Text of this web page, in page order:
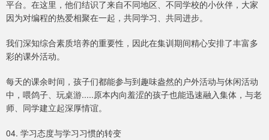
平台。在这里，他们结识了来自不同地区、不同学校的小伙伴，大家
因为对编程的热爱相聚在一起，共同学习、共同进步。
我们深知综合素质培养的重要性，因此在集训期间精心安排了丰富多
彩的课外活动。
每天的课余时间，孩子们都能参与到趣味盎然的户外活动与休闲活动
中，喂鸽子、玩桌游.....原本内向羞涩的孩子也能迅速融入集体，与老
师、同学建立起深厚情谊。
04. 学习态度与学习习惯的转变